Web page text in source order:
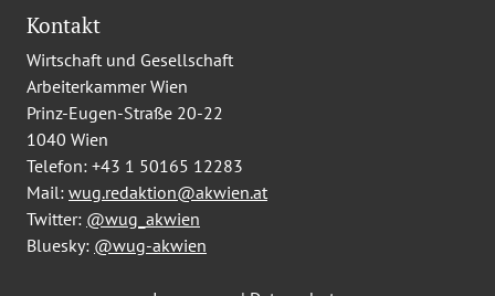
Kontakt
Wirtschaft und Gesellschaft
Arbeiterkammer Wien
Prinz-Eugen-Straße 20-22
1040 Wien
Telefon: +43 1 50165 12283
Mail: wug.redaktion@akwien.at
Twitter: @wug_akwien
Bluesky: @wug-akwien